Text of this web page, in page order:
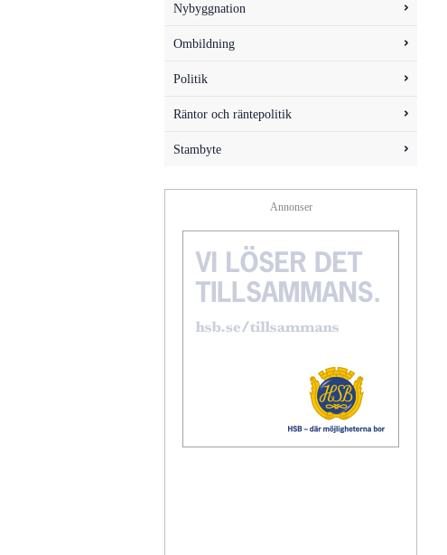
Nybyggnation
Ombildning
Politik
Räntor och räntepolitik
Stambyte
Annonser